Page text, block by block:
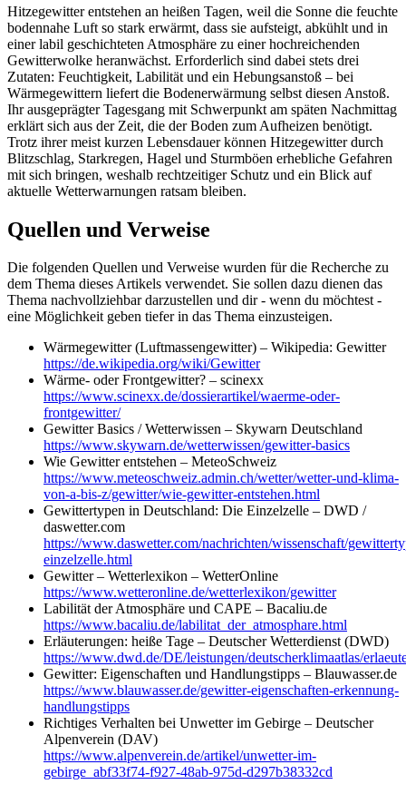
Hitzegewitter entstehen an heißen Tagen, weil die Sonne die feuchte
bodennahe Luft so stark erwärmt, dass sie aufsteigt, abkühlt und in
einer labil geschichteten Atmosphäre zu einer hochreichenden
Gewitterwolke heranwächst. Erforderlich sind dabei stets drei
Zutaten: Feuchtigkeit, Labilität und ein Hebungsanstoß – bei
Wärmegewittern liefert die Bodenerwärmung selbst diesen Anstoß.
Ihr ausgeprägter Tagesgang mit Schwerpunkt am späten Nachmittag
erklärt sich aus der Zeit, die der Boden zum Aufheizen benötigt.
Trotz ihrer meist kurzen Lebensdauer können Hitzegewitter durch
Blitzschlag, Starkregen, Hagel und Sturmböen erhebliche Gefahren
mit sich bringen, weshalb rechtzeitiger Schutz und ein Blick auf
aktuelle Wetterwarnungen ratsam bleiben.
Quellen und Verweise
Die folgenden Quellen und Verweise wurden für die Recherche zu
dem Thema dieses Artikels verwendet. Sie sollen dazu dienen das
Thema nachvollziehbar darzustellen und dir - wenn du möchtest -
eine Möglichkeit geben tiefer in das Thema einzusteigen.
Wärmegewitter (Luftmassengewitter) – Wikipedia: Gewitter
https://de.wikipedia.org/wiki/Gewitter
Wärme- oder Frontgewitter? – scinexx
https://www.scinexx.de/dossierartikel/waerme-oder-
frontgewitter/
Gewitter Basics / Wetterwissen – Skywarn Deutschland
https://www.skywarn.de/wetterwissen/gewitter-basics
Wie Gewitter entstehen – MeteoSchweiz
https://www.meteoschweiz.admin.ch/wetter/wetter-und-klima-
von-a-bis-z/gewitter/wie-gewitter-entstehen.html
Gewittertypen in Deutschland: Die Einzelzelle – DWD /
daswetter.com
https://www.daswetter.com/nachrichten/wissenschaft/
einzelzelle.html
Gewitter – Wetterlexikon – WetterOnline
https://www.wetteronline.de/wetterlexikon/gewitter
Labilität der Atmosphäre und CAPE – Bacaliu.de
https://www.bacaliu.de/labilitat_der_atmosphare.html
Erläuterungen: heiße Tage – Deutscher Wetterdienst (DWD)
https://www.dwd.de/DE/leistungen/deutscherklimaatlas/
Gewitter: Eigenschaften und Handlungstipps – Blauwasser.de
https://www.blauwasser.de/gewitter-eigenschaften-erkennung-
handlungstipps
Richtiges Verhalten bei Unwetter im Gebirge – Deutscher
Alpenverein (DAV)
https://www.alpenverein.de/artikel/unwetter-im-
gebirge_abf33f74-f927-48ab-975d-d297b38332cd